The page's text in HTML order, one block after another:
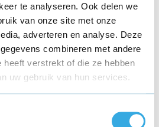
te analyseren. Ook delen we
van onze site met onze
adverteren en analyse. Deze
combineren met andere
heeft verstrekt of die ze hebben
uw gebruik van hun services.
een goede OnePlus 6 / 6T
aan het juiste adres. Je
aanbod opladers en er is volop
op scherpe prijzen, kwaliteit en
kun je hier op je gemak onze